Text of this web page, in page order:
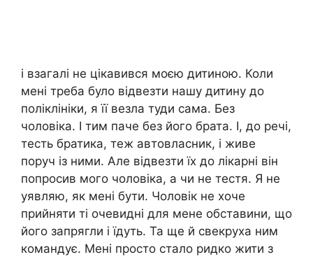
і взагалі не цікавився моєю дитиною. Коли
мені треба було відвезти нашу дитину до
поліклініки, я її везла туди сама. Без
чоловіка. І тим паче без його брата. І, до речі,
тесть братика, теж автовласник, і живе
поруч із ними. Але відвезти їх до лікарні він
попросив мого чоловіка, а чи не тестя. Я не
уявляю, як мені бути. Чоловік не хоче
прийняти ті очевидні для мене обставини, що
його запрягли і їдуть. Та ще й свекруха ним
командує. Мені просто стало ридко жити з